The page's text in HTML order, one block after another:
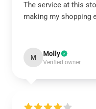
The service at this
making my shopping
M Molly
Verified owner